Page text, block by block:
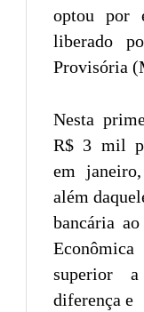
optou por
liberado
Provisória
Nesta
R$ 3 mil
em
além
bancária
superior
diferença e